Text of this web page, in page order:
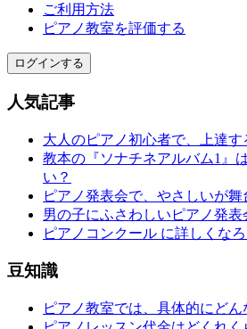
ご利用方法
ピアノ教室を評価する
ログインする
人気記事
大人のピアノ初心者で、上達す
教本の『ソナチネアルバム1』
い？
ピアノ発表会で、やさしいが舞
男の子にふさわしいピアノ発表
ピアノコンクール に詳しくなろ
豆知識
ピアノ教室では、具体的にどん